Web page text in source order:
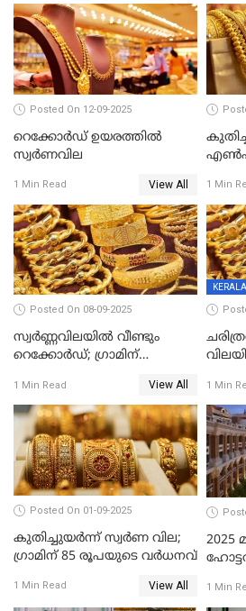
Posted On 12-09-2025
റെക്കോര്‍ഡ് ഉയരത്തിൽ
സ്വര്‍ണവില
1 Min Read View All 1 Min
Posted On 08-09-2025
സ്വർണ്ണവിലയിൽ വീണ്ടും
റെക്കോർഡ്; ഗ്രാമിന്
രൂപ മാത്രം കുറവ്
1 Min Read View All
KERALA
1 Min
Posted On 01-09-2025
കുതിച്ചുയർന്ന് സ്വർണ വില;
ഗ്രാമിന് 85 രൂപയുടെ വർധനവ്
1 Min Read View All 1 Min